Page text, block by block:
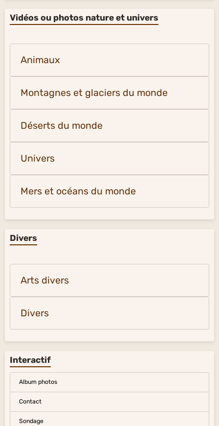
Vidéos ou photos nature et univers
Animaux
Montagnes et glaciers du monde
Déserts du monde
Univers
Mers et océans du monde
Divers
Arts divers
Divers
Interactif
Album photos
Contact
Sondage